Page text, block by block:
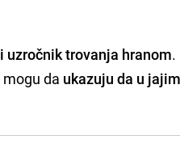
trovanja hranom.
da ukazuju da u